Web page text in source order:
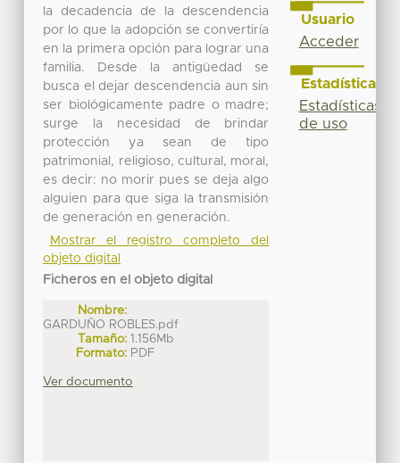
la decadencia de la descendencia
por lo que la adopción se convertiría
en la primera opción para lograr una
familia. Desde la antigüedad se
busca el dejar descendencia aun sin
ser biológicamente padre o madre;
surge la necesidad de brindar
protección ya sean de tipo
patrimonial, religioso, cultural, moral,
es decir: no morir pues se deja algo
alguien para que siga la transmisión
de generación en generación.
Mostrar el registro completo del
objeto digital
Ficheros en el objeto digital
Nombre:
GARDUÑO ROBLES.pdf
Tamaño: 1.156Mb
Formato: PDF
Ver documento
Usuario
Acceder
Estadísticas
Estadísticas
de uso